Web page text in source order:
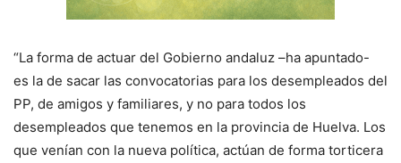
“La forma de actuar del Gobierno andaluz –ha apuntado-
es la de sacar las convocatorias para los desempleados del
PP, de amigos y familiares, y no para todos los
desempleados que tenemos en la provincia de Huelva. Los
que venían con la nueva política, actúan de forma torticera